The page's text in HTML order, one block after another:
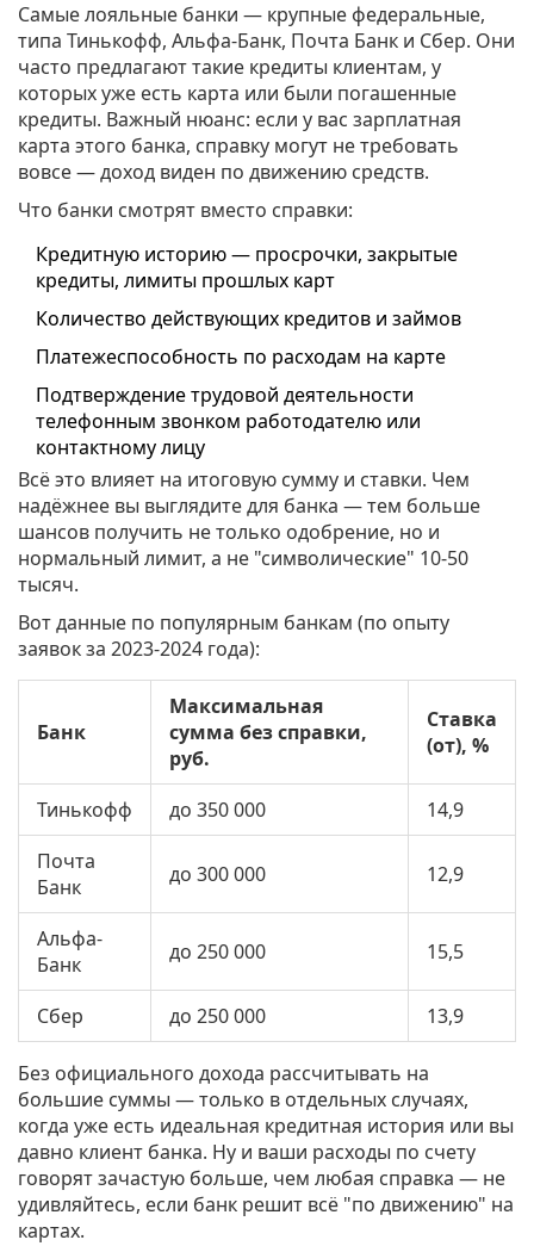
Самые лояльные банки — крупные федеральные,
типа Тинькофф, Альфа-Банк, Почта Банк и Сбер. Они
часто предлагают такие кредиты клиентам, у
которых уже есть карта или были погашенные
кредиты. Важный нюанс: если у вас зарплатная
карта этого банка, справку могут не требовать
вовсе — доход виден по движению средств.
Что банки смотрят вместо справки:
Кредитную историю — просрочки, закрытые
кредиты, лимиты прошлых карт
Количество действующих кредитов и займов
Платежеспособность по расходам на карте
Подтверждение трудовой деятельности
телефонным звонком работодателю или
контактному лицу
Всё это влияет на итоговую сумму и ставки. Чем
надёжнее вы выглядите для банка — тем больше
шансов получить не только одобрение, но и
нормальный лимит, а не "символические" 10-50
тысяч.
Вот данные по популярным банкам (по опыту
заявок за 2023-2024 года):
Банк
Максимальная
сумма без справки,
руб.
Ставка
(от), %
Тинькофф до 350 000
14,9
Почта
Банк
до 300 000 12,9
Альфа-
Банк
до 250 000 15,5
Сбер до 250 000 13,9
Без официального дохода рассчитывать на
большие суммы — только в отдельных случаях,
когда уже есть идеальная кредитная история или вы
давно клиент банка. Ну и ваши расходы по счету
говорят зачастую больше, чем любая справка — не
удивляйтесь, если банк решит всё "по движению" на
картах.